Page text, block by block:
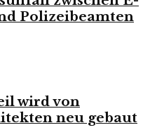
Polizeibeamten
wird von
neu gebaut